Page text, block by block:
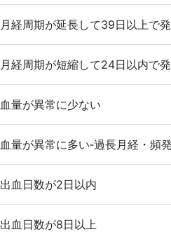
月経周期が延長して39日以上で
月経周期が短縮して24日以内で
血量が異常に少ない
血量が異常に多い‐過長月経・頻
出血日数が2日以内
出血日数が8日以上